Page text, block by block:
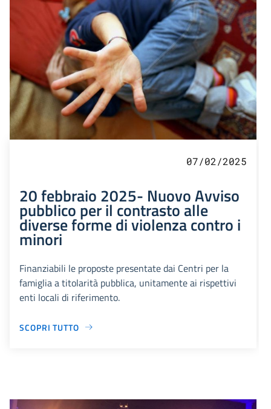
07/02/2025
20 febbraio 2025- Nuovo Avviso
pubblico per il contrasto alle
diverse forme di violenza contro i
minori
Finanziabili le proposte presentate dai Centri per la
famiglia a titolarità pubblica, unitamente ai rispettivi
enti locali di riferimento.
SCOPRI TUTTO